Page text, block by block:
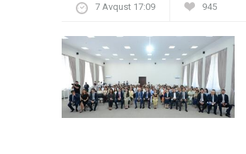
7 Avqust 17:09 945